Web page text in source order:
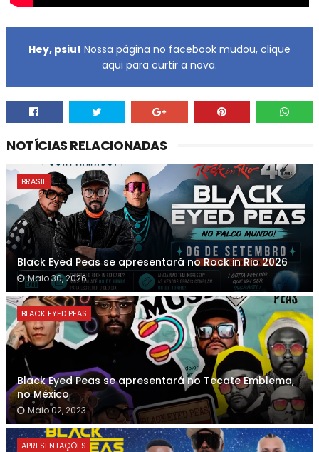
Hey, psiu! Nossa página no facebook mudou, clique
aqui para curtir a nova.
NOTÍCIAS RELACIONADAS
BRASIL
Black Eyed Peas se apresentará no Rock in Rio 2026
Maio 30, 2026
BLACK EYED PEAS
Black Eyed Peas se apresentará no Tecate Emblema,
no México
Maio 02, 2023
APRESENTAÇÕES